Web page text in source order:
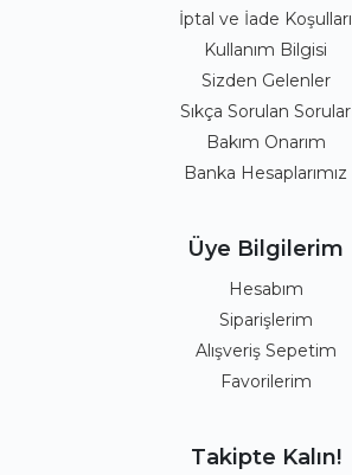
İptal ve İade Koşulları
Kullanım Bilgisi
Sizden Gelenler
Sıkça Sorulan Sorular
Bakım Onarım
Banka Hesaplarımız
Üye Bilgilerim
Hesabım
Siparişlerim
Alışveriş Sepetim
Favorilerim
Takipte Kalın!